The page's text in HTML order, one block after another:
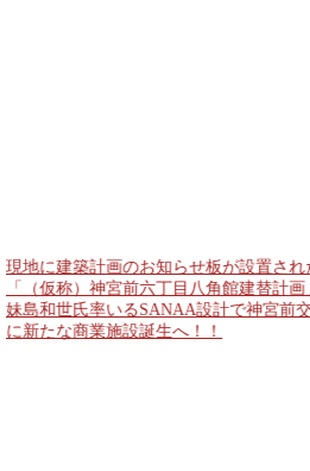
現地に建築計画のお知らせ板が設置され
「（仮称）神宮前六丁目八角館建替計画
妹島和世氏率いるSANAA設計で神宮前
に新たな商業施設誕生へ！！